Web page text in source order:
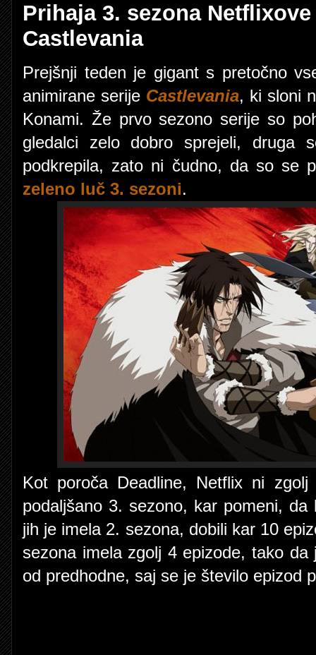
Prihaja 3. sezona
Castlevania
Prejšnji teden je gigant s pretočno
animirane serije Castlevania, ki sloni
Konami. Že prvo sezono serije so
gledalci zelo dobro sprejeli,
podkrepila, zato ni čudno, da so se
zeleno luč 3. sezoni.
Kot poroča Deadline, Netflix ni
podaljšano 3. sezono, kar pomeni,
jih je imela 2. sezona, dobili kar 10
sezona imela zgolj 4 epizode, tako
od predhodne, saj se je število epizod